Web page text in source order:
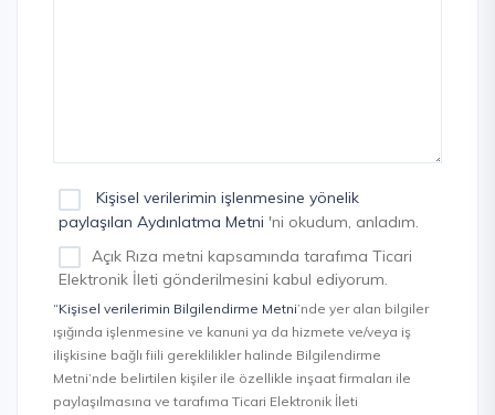
Kişisel verilerimin işlenmesine yönelik
paylaşılan Aydınlatma Metni 'ni okudum, anladım.
Açık Rıza metni kapsamında tarafıma Ticari
Elektronik İleti gönderilmesini kabul ediyorum.
“Kişisel verilerimin Bilgilendirme Metni’nde yer alan bilgiler
ışığında işlenmesine ve kanuni ya da hizmete ve/veya iş
ilişkisine bağlı fiili gereklilikler halinde Bilgilendirme
Metni’nde belirtilen kişiler ile özellikle inşaat firmaları ile
paylaşılmasına ve tarafıma Ticari Elektronik İleti